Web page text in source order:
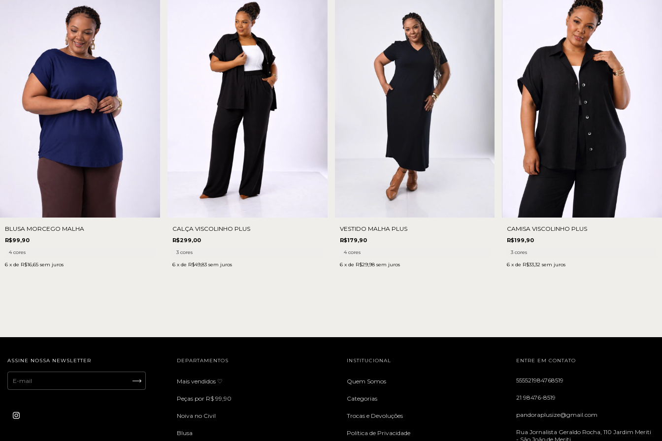
BLUSA MORCEGO MALHA
R$99,90
4 cores
6 x de R$16,65 sem juros
CALÇA VISCOLINHO PLUS
R$299,00
3 cores
6 x de R$49,83 sem juros
VESTIDO MALHA PLUS
R$179,90
4 cores
6 x de R$29,98 sem juros
CAMISA VISCOLINHO PLUS
R$199,90
3 cores
6 x de R$33,32 sem juros
ASSINE NOSSA NEWSLETTER DEPARTAMENTOS
Mais vendidos ♡
Peças por R$ 99,90
Noiva no Civil
Blusa
INSTITUCIONAL
Quem Somos
Categorias
Trocas e Devoluções
Política de Privacidade
ENTRE EM CONTATO
555521984768519
21 98476-8519
pandoraplusize@gmail.com
Rua Jornalista Geraldo Rocha, 110 Jardim Meriti
- São João de Meriti